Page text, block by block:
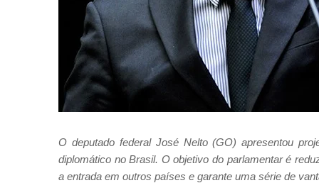
O deputado federal José Nelto (GO) apresentou
diplomático no Brasil. O objetivo do parlamentar é
a entrada em outros países e garante uma série de